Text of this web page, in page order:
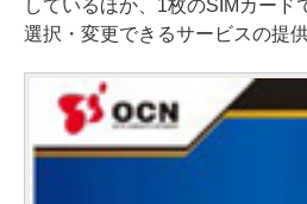
しているほか、1枚のSIMカード
選択・変更できるサービスの提